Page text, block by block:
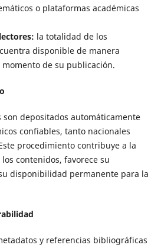
o plataformas académicas
la totalidad de los
disponible de manera
de su publicación.
son depositados automáticamente
confiables, tanto nacionales
procedimiento contribuye a la
contenidos, favorece su
disponibilidad permanente para la
y referencias bibliográficas